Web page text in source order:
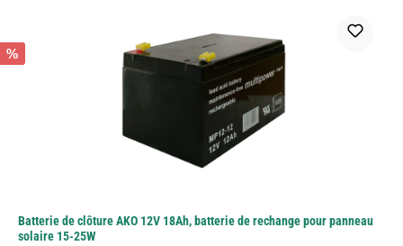
%
Batterie de clôture AKO 12V 18Ah, batterie de rechange pour panneau
solaire 15-25W